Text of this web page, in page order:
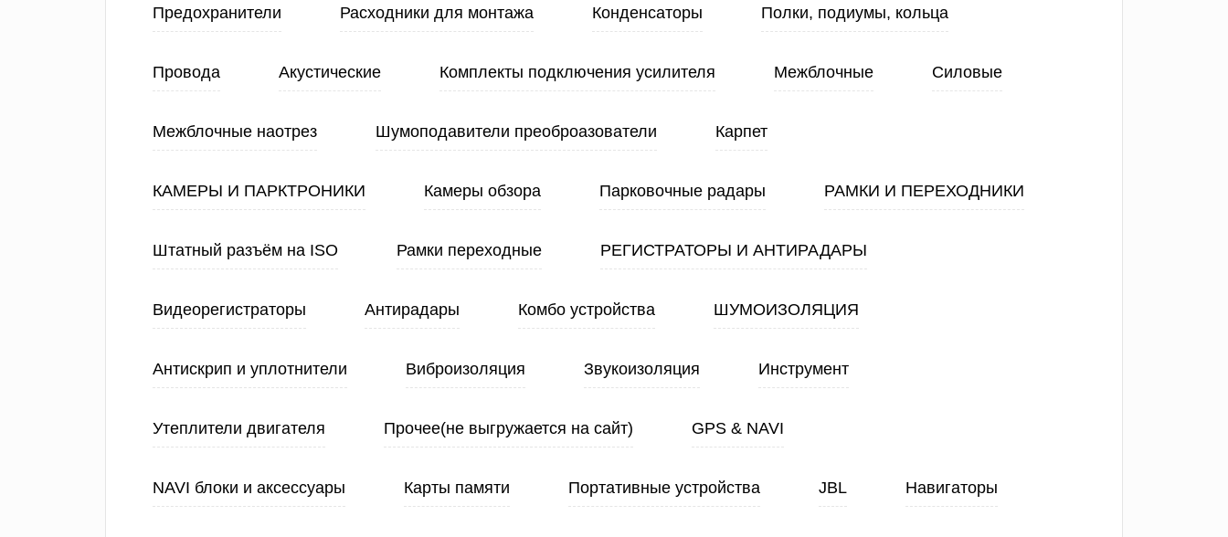
Предохранители Расходники для монтажа Конденсаторы Полки, подиумы, кольца
Провода Акустические Комплекты подключения усилителя Межблочные Силовые
Межблочные наотрез Шумоподавители преоброазователи Карпет
КАМЕРЫ И ПАРКТРОНИКИ Камеры обзора Парковочные радары РАМКИ И ПЕРЕХОДНИКИ
Штатный разъём на ISO Рамки переходные РЕГИСТРАТОРЫ И АНТИРАДАРЫ
Видеорегистраторы Антирадары Комбо устройства ШУМОИЗОЛЯЦИЯ
Антискрип и уплотнители Виброизоляция Звукоизоляция Инструмент
Утеплители двигателя Прочее(не выгружается на сайт) GPS & NAVI
NAVI блоки и аксессуары Карты памяти Портативные устройства JBL Навигаторы